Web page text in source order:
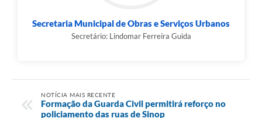
Secretaria Municipal de Obras e Serviços Urbanos
Secretário: Lindomar Ferreira Guida
NOTÍCIA MAIS RECENTE
Formação da Guarda Civil permitirá reforço no
policiamento das ruas de Sinop